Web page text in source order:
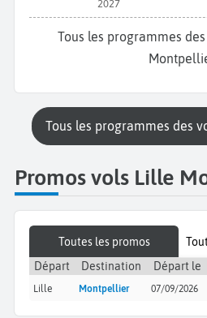
2027
Tous les programmes des vols Volotea vers
Tous les programmes des
Promos vols Lille
Toutes les promos
Départ
Destination Départ le
Lille Montpellier 07/09/2026